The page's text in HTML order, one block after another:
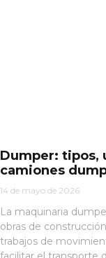
Dumper: tipos,
camiones
14 de mayo de 2026
La maquinaria
obras de
trabajos de